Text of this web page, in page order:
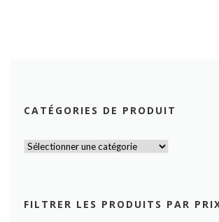
CATÉGORIES DE PRODUIT
FILTRER LES PRODUITS PAR